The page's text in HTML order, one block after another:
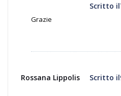
Scritto
Grazie
Rossana Lippolis Scritto